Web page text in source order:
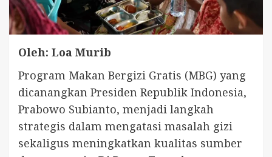
Oleh: Loa Murib
Program Makan Bergizi Gratis (MBG) yang
dicanangkan Presiden Republik Indonesia,
Prabowo Subianto, menjadi langkah
strategis dalam mengatasi masalah gizi
sekaligus meningkatkan kualitas sumber